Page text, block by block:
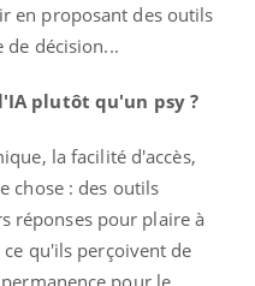
en proposant des outils
de décision...
plutôt qu'un psy ?
la facilité d'accès,
chose : des outils
réponses pour plaire à
qu'ils perçoivent de
pour le